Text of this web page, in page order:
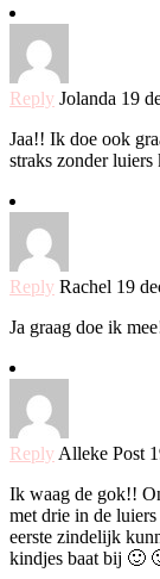
Reply Jolanda 19
Jaa!! Ik doe ook
straks zonder
Reply Rachel 19
Ja graag doe ik
Reply Alleke Post
Ik waag de gok!!
met drie in de
eerste zindelijk
kindjes baat bij 🙂